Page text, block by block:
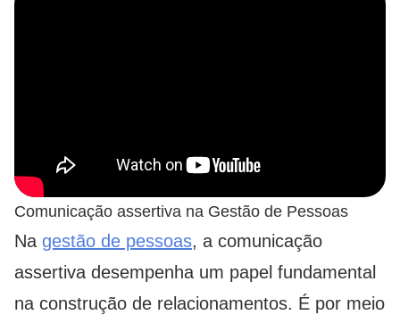
Comunicação assertiva na Gestão de Pessoas
Na gestão de pessoas, a comunicação
assertiva desempenha um papel fundamental
na construção de relacionamentos. É por meio